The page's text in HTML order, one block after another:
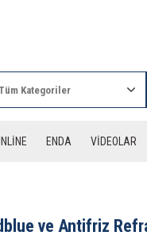
ENDA VİDEOLAR
ve Antifriz